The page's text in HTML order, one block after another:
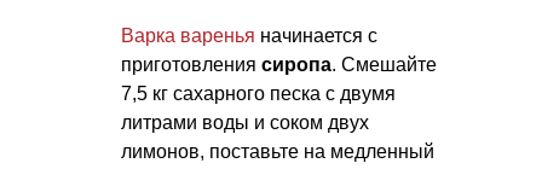
Варка варенья начинается с
приготовления сиропа. Смешайте
7,5 кг сахарного песка с двумя
литрами воды и соком двух
лимонов, поставьте на медленный